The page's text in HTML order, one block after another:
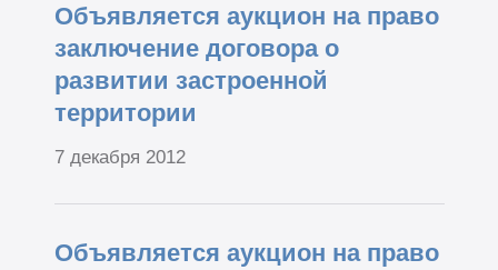
Объявляется аукцион на право
заключение договора о
развитии застроенной
территории
7 декабря 2012
Объявляется аукцион на право